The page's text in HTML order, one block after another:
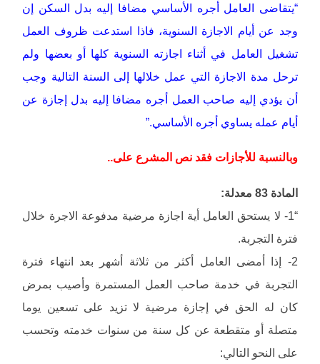
“يتقاضى العامل أجره الأساسي مضافا إليه بدل السكن إن
وجد عن أيام الاجازة السنوية، فاذا استدعت ظروف العمل
تشغيل العامل في أثناء اجازته السنوية كلها أو بعضها ولم
ترحل مدة الاجازة التي عمل خلالها إلى السنة التالية وجب
أن يؤدي إليه صاحب العمل أجره مضافا إليه بدل إجازة عن
أيام عمله يساوي أجره الأساسي.”
وبالنسبة للأجازات فقد نص المشرع على..
المادة 83 معدلة:
“1- لا يستحق العامل أية اجازة مرضية مدفوعة الاجرة خلال
فترة التجربة.
2- إذا أمضى العامل أكثر من ثلاثة أشهر بعد انتهاء فترة
التجربة في خدمة صاحب العمل المستمرة وأصيب بمرض
كان له الحق في إجازة مرضية لا تزيد على تسعين يوما
متصلة أو متقطعة عن كل سنة من سنوات خدمته وتحسب
على النحو التالي: